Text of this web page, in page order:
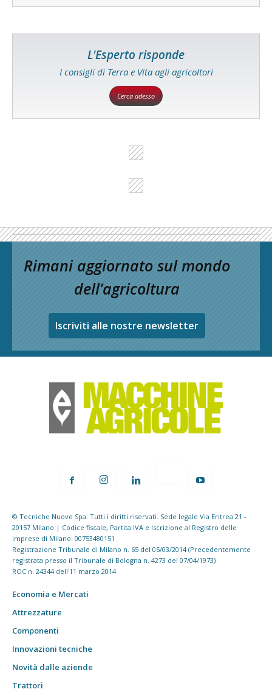
L'Esperto risponde
I consigli di Terra e Vita agli agricoltori
Cerca adesso
Rimani aggiornato sul mondo
dell’agricoltura
Iscriviti alle nostre newsletter
© Tecniche Nuove Spa. Tutti i diritti riservati. Sede legale Via Eritrea 21 -
20157 Milano | Codice fiscale, Partita IVA e Iscrizione al Registro delle
imprese di Milano: 00753480151
Registrazione Tribunale di Milano n. 65 del 05/03/2014 (Precedentemente
registrata presso il Tribunale di Bologna n. 4273 del 07/04/1973)
ROC n. 24344 dell'11 marzo 2014
Economia e Mercati
Attrezzature
Componenti
Innovazioni tecniche
Novità dalle aziende
Trattori